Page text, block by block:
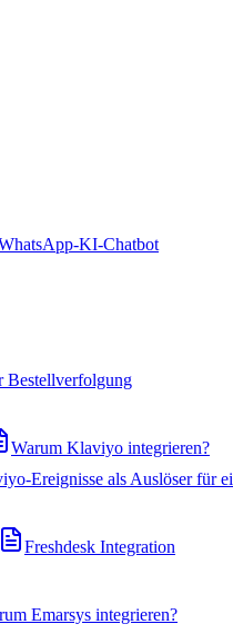
KI-Chatbot
Bestellverfolgung
Warum Klaviyo integrieren?
Ereignisse als Auslöser für
Freshdesk Integration
Emarsys integrieren?